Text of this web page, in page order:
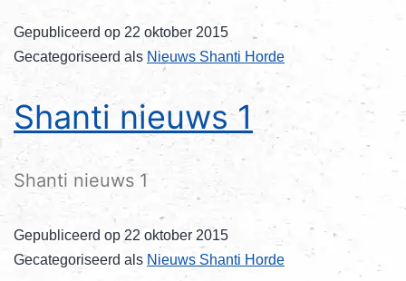
Gepubliceerd op 22 oktober 2015
Gecategoriseerd als Nieuws Shanti Horde
Shanti nieuws 1
Shanti nieuws 1
Gepubliceerd op22 oktober 2015
Gecategoriseerd als Nieuws Shanti Horde